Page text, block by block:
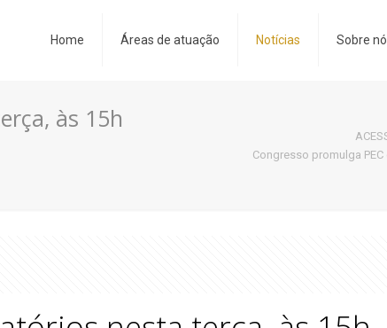
Home Áreas de atuação Notícias Sobre
às 15h
Congresso promulga